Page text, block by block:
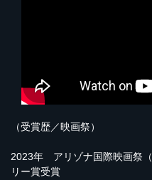
（受賞歴／映画祭）
2023年 アリゾナ国際映画祭
リー賞受賞